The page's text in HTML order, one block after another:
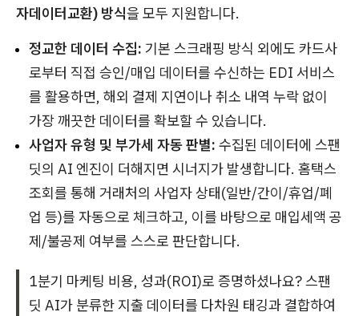
자데이터교환) 방식을 모두 지원합니다.
정교한 데이터 수집: 기본 스크래핑 방식 외에도 카드사
로부터 직접 승인/매입 데이터를 수신하는 EDI 서비스
를 활용하면, 해외 결제 지연이나 취소 내역 누락 없이
가장 깨끗한 데이터를 확보할 수 있습니다.
사업자 유형 및 부가세 자동 판별: 수집된 데이터에 스팬
딧의 AI 엔진이 더해지면 시너지가 발생합니다. 홈택스
조회를 통해 거래처의 사업자 상태(일반/간이/휴업/폐
업 등)를 자동으로 체크하고, 이를 바탕으로 매입세액 공
제/불공제 여부를 스스로 판단합니다.
1분기 마케팅 비용, 성과(ROI)로 증명하셨나요? 스팬
딧 AI가 분류한 지출 데이터를 다차원 태깅과 결합하여